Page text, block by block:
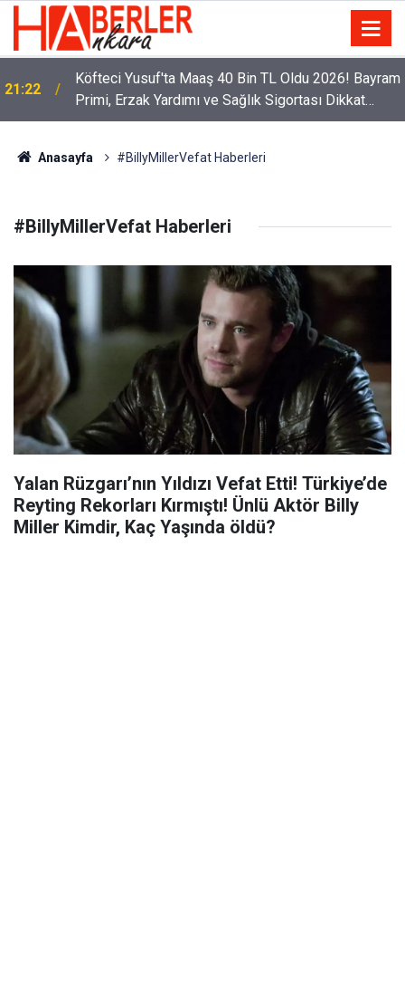
21:22
Köfteci Yusuf'ta Maaş 40 Bin TL Oldu 2026! Bayram
Primi, Erzak Yardımı ve Sağlık Sigortası Dikkat
Çekti
Anasayfa #BillyMillerVefat Haberleri
#BillyMillerVefat Haberleri
Yalan Rüzgarı’nın Yıldızı Vefat Etti! Türkiye’de
Reyting Rekorları Kırmıştı! Ünlü Aktör Billy
Miller Kimdir, Kaç Yaşında öldü?